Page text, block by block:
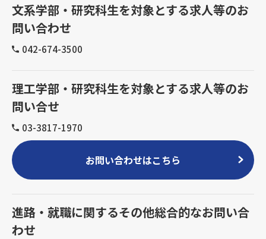
文系学部・研究科生を対象とする求人等のお
問い合わせ
042-674-3500
理工学部・研究科生を対象とする求人等のお
問い合せ
03-3817-1970
お問い合わせはこちら
進路・就職に関するその他総合的なお問い合
わせ